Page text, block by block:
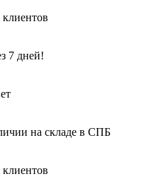
7 дней!
на складе в СПБ